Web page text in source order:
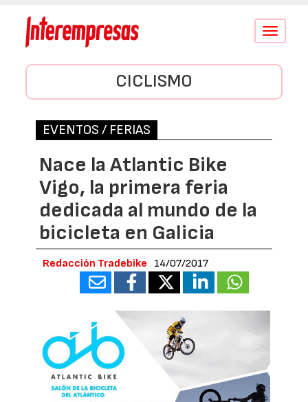
Conmutar
CICLISMO
EVENTOS / FERIAS
Nace la Atlantic Bike
Vigo, la primera feria
dedicada al mundo de la
bicicleta en Galicia
Redacción Tradebike 14/07/2017